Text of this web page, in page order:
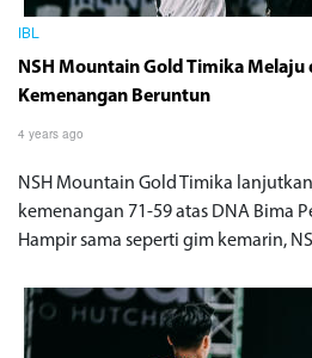
IBL
NSH Mountain Gold Timika Melaju
Kemenangan Beruntun
4 years ago
NSH Mountain Gold Timika
kemenangan 71-59 atas DNA Bima
Hampir sama seperti gim kemarin,